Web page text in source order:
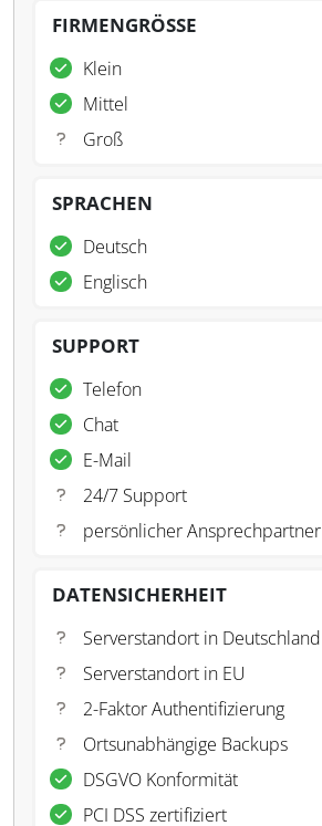
FIRMENGRÖSSE
Klein
Mittel
Groß
SPRACHEN
Deutsch
Englisch
SUPPORT
Telefon
Chat
E-Mail
24/7 Support
persönlicher Ansprechpartner
DATENSICHERHEIT
Serverstandort in Deutschland
Serverstandort in EU
2-Faktor Authentifizierung
Ortsunabhängige Backups
DSGVO Konformität
PCI DSS zertifiziert